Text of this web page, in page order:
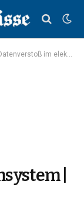
Visumsystem | Reisenachrichten
|